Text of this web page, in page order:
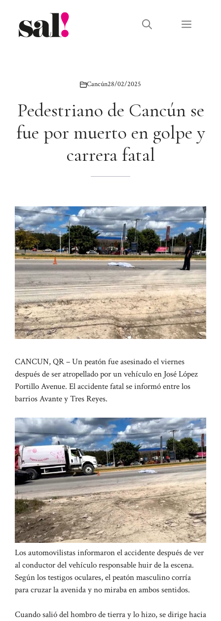
contenido
Menú
Cancún28/02/2025
Pedestriano de Cancún se
fue por muerto en golpe y
carrera fatal
CANCUN, QR – Un peatón fue asesinado el viernes
después de ser atropellado por un vehículo en José López
Portillo Avenue. El accidente fatal se informó entre los
barrios Avante y Tres Reyes.
Los automovilistas informaron el accidente después de ver
al conductor del vehículo responsable huir de la escena.
Según los testigos oculares, el peatón masculino corría
para cruzar la avenida y no miraba en ambos sentidos.
Cuando salió del hombro de tierra y lo hizo, se dirige hacia